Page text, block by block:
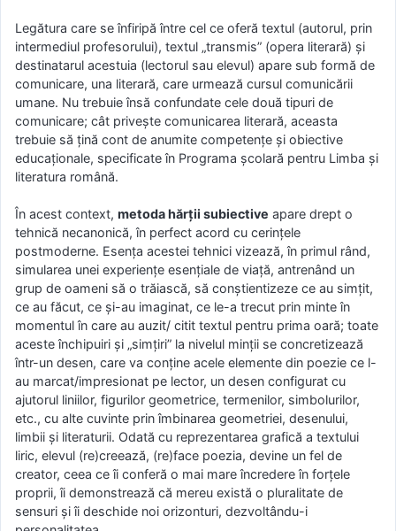
Legătura care se înfiripă între cel ce oferă textul (autorul, prin
intermediul profesorului), textul „transmis” (opera literară) şi
destinatarul acestuia (lectorul sau elevul) apare sub formă de
comunicare, una literară, care urmează cursul comunicării
umane. Nu trebuie însă confundate cele două tipuri de
comunicare; cât priveşte comunicarea literară, aceasta
trebuie să ţină cont de anumite competenţe şi obiective
educaţionale, specificate în Programa şcolară pentru Limba şi
literatura română.
În acest context, metoda hărţii subiective apare drept o
tehnică necanonică, în perfect acord cu cerinţele
postmoderne. Esenţa acestei tehnici vizează, în primul rând,
simularea unei experienţe esenţiale de viaţă, antrenând un
grup de oameni să o trăiască, să conştientizeze ce au simţit,
ce au făcut, ce şi-au imaginat, ce le-a trecut prin minte în
momentul în care au auzit/ citit textul pentru prima oară; toate
aceste închipuiri şi „simţiri” la nivelul minţii se concretizează
într-un desen, care va conţine acele elemente din poezie ce l-
au marcat/impresionat pe lector, un desen configurat cu
ajutorul liniilor, figurilor geometrice, termenilor, simbolurilor,
etc., cu alte cuvinte prin îmbinarea geometriei, desenului,
limbii şi literaturii. Odată cu reprezentarea grafică a textului
liric, elevul (re)creează, (re)face poezia, devine un fel de
creator, ceea ce îi conferă o mai mare încredere în forţele
proprii, îi demonstrează că mereu există o pluralitate de
sensuri şi îi deschide noi orizonturi, dezvoltându-i